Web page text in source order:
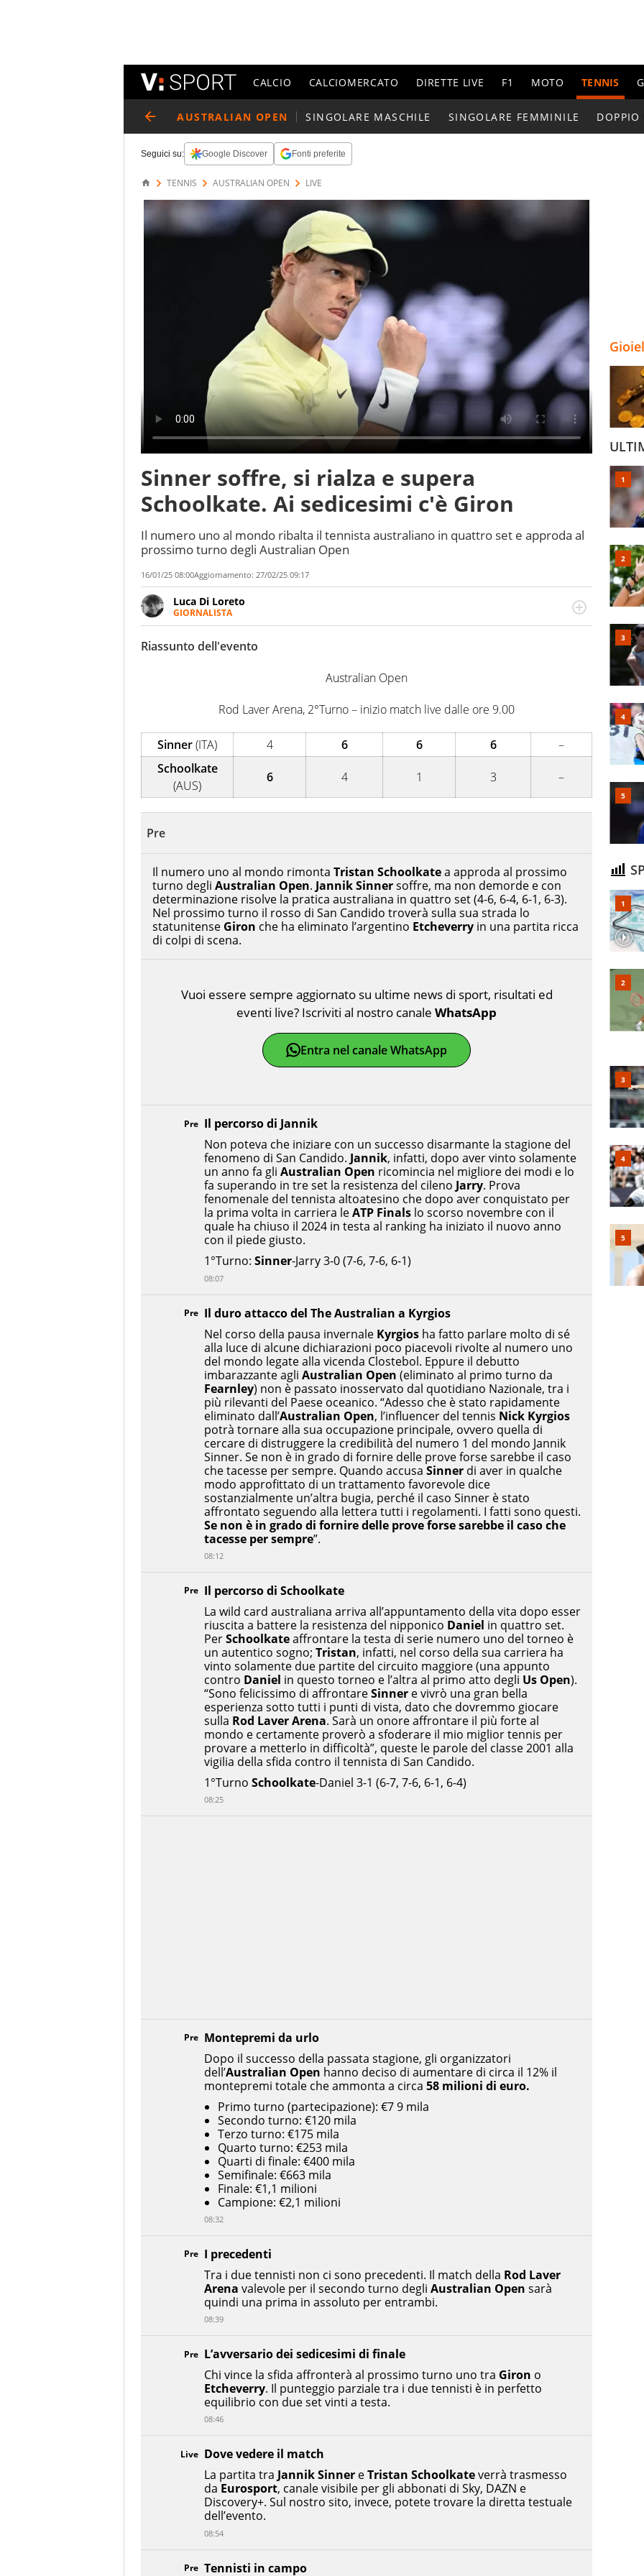
CALCIO CALCIOMERCATO DIRETTE LIVE F1 MOTO TENNIS
AUSTRALIAN OPEN SINGOLARE MASCHILE SINGOLARE FEMMINILE DOPPIO
Seguici su: Google Discover Fonti preferite
TENNIS AUSTRALIAN OPEN LIVE
Sinner soffre, si rialza e supera
Schoolkate. Ai sedicesimi c'è Giron
Il numero uno al mondo ribalta il tennista australiano in quattro set e approda al
prossimo turno degli Australian Open
16/01/25 08:00Aggiornamento: 27/02/25 09:17
Luca Di Loreto
GIORNALISTA
Giornalista pubblicista, appassionato di sport ma calcio e tennis restano un capitolo
ineguagliabile. Ho capito che il calcio è una cosa seria quando ho pianto nel giorno in
cui Del Piero ha smesso di giocare. Ho scoperto che dopo Federer e Nadal il tennis ha
esultava a Sofia per la prima volta in carriera
Riassunto dell'evento
Australian Open
Rod Laver Arena, 2°Turno – inizio match live dalle ore 9.00
Sinner(ITA) 4 6 6 6
–
Schoolkate
(AUS)
6 4 1 3 –
Pre
Il numero uno al mondo rimonta Tristan Schoolkatea approda al prossimo
turno degli Australian Open. Jannik Sinnersoffre, ma non demorde e con
determinazione risolve la pratica australiana in quattro set (4-6, 6-4, 6-1, 6-3).
Nel prossimo turno il rosso di San Candido troverà sulla sua strada lo
statunitense Giron che ha eliminato l’argentino Etcheverry in una partita ricca
di colpi di scena.
Pre Tennisti in campo
Live Dove vedere il match
La partita tra Jannik SinnereTristan Schoolkateverrà trasmesso
da Eurosport, canale visibile per gli abbonati di Sky, DAZN e
Discovery+. Sul nostro sito, invece, potete trovare la diretta testuale
dell’evento.
08:54
Pre L’avversario dei sedicesimi di finale
Chi vince la sfida affronterà al prossimo turno uno tra Giron o
Etcheverry. Il punteggio parziale tra i due tennisti è in perfetto
equilibrio con due set vinti a testa.
08:46
Pre I precedenti
Tra i due tennisti non ci sono precedenti. Il match della Rod Laver
Arena valevole per il secondo turno degli Australian Open sarà
quindi una prima in assoluto per entrambi.
08:39
Pre Montepremi da urlo
Dopo il successo della passata stagione, gli organizzatori
dell’Australian Open hanno deciso di aumentare di circa il 12% il
montepremi totale che ammonta a circa 58 milioni di euro.
Primo turno (partecipazione): €7 9 mila
Secondo turno: €120 mila
Terzo turno: €175 mila
Quarto turno: €253 mila
Quarti di finale: €400 mila
Semifinale: €663 mila
Finale: €1,1 milioni
Campione: €2,1 milioni
08:32
Pre Il percorso di Schoolkate
La wild card australiana arriva all’appuntamento della vita dopo esser
riuscita a battere la resistenza del nipponico Daniel in quattro set.
PerSchoolkateaffrontare la testa di serie numero uno del torneo è
un autentico sogno; Tristan, infatti, nel corso della sua carriera ha
vinto solamente due partite del circuito maggiore (una appunto
contro Daniel in questo torneo e l’altra al primo atto degli Us Open).
“Sono felicissimo di affrontareSinnere vivrò una gran bella
esperienza sotto tutti i punti di vista, dato che dovremmo giocare
sulla Rod Laver Arena. Sarà un onore affrontare il più forte al
mondo e certamente proverò a sfoderare il mio miglior tennis per
provare a metterlo in difficoltà”, queste le parole del classe 2001 alla
vigilia della sfida contro il tennista di San Candido.
1°Turno Schoolkate-Daniel 3-1 (6-7, 7-6, 6-1, 6-4)
08:25
Pre Il duro attacco del The Australian a Kyrgios
Nel corso della pausa invernale Kyrgiosha fatto parlare molto di sé
alla luce di alcune dichiarazioni poco piacevoli rivolte al numero uno
del mondo legate alla vicenda Clostebol. Eppure il debutto
imbarazzante agli Australian Open (eliminato al primo turno da
Fearnley) non è passato inosservato dal quotidiano Nazionale, tra i
più rilevanti del Paese oceanico. “Adesso che è stato rapidamente
eliminato dall’Australian Open, l’influencer del tennis Nick Kyrgios
potrà tornare alla sua occupazione principale, ovvero quella di
cercare di distruggere la credibilità del numero 1 del mondo Jannik
Sinner. Se non è in grado di fornire delle prove forse sarebbe il caso
che tacesse per sempre. Quando accusa Sinnerdi aver in qualche
modo approfittato di un trattamento favorevole dice
sostanzialmente un’altra bugia, perché il caso Sinner è stato
affrontato seguendo alla lettera tutti i regolamenti. I fatti sono questi.
Se non è in grado di fornire delle prove forse sarebbe il caso che
tacesse per sempre”.
08:12
Pre Il percorso di Jannik
Non poteva che iniziare con un successo disarmante la stagione del
fenomeno di San Candido. Jannik, infatti, dopo aver vinto solamente
un anno fa gli Australian Open ricomincia nel migliore dei modi e lo
fa superando in tre set la resistenza del cileno Jarry. Prova
fenomenale del tennista altoatesino che dopo aver conquistato per
la prima volta in carriera leATP Finalslo scorso novembre con il
quale ha chiuso il 2024 in testa al ranking ha iniziato il nuovo anno
con il piede giusto.
1°Turno: Sinner-Jarry 3-0 (7-6, 7-6, 6-1)
08:07
Vuoi essere sempre aggiornato su ultime news di sport, risultati ed
eventi live? Iscriviti al nostro canale WhatsApp
Entra nel canale WhatsApp